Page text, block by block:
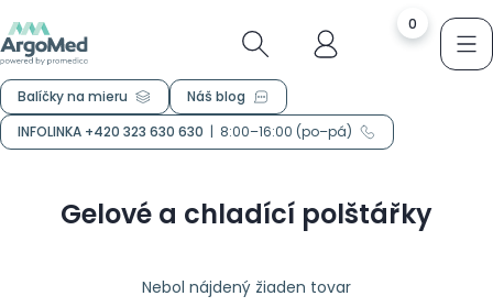
0
Balíčky na mieru
Náš blog
INFOLINKA +420 323 630 630 | 8:00–16:00 (po–pá)
Gelové a chladící polštářky
Nebol nájdený žiaden tovar